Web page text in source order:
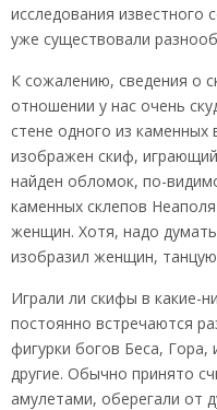
исследования известного
уже существовали
К сожалению, сведения о
отношении у нас очень
стене одного из
изображен скиф,
найден обломок, по-
каменных склепов
женщин. Хотя, надо
изобразил женщин,
Играли ли скифы в какие-
постоянно встречаются
фигурки богов Беса,
другие. Обычно принято
амулетами, оберегали от